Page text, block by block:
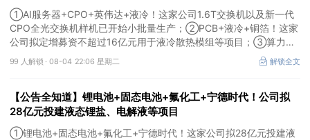
①AI服务器+CPO+英伟达+液冷！这家公司1.6T交换机以及新一代
CPO全光交换机样机已开始小批量生产；②PCB+液冷+铜箔！这家
公司拟定增募资不超过16亿元用于液冷散热模组等项目；③算力
+云计算+华为鲲鹏！公司签署超46亿元算力服务合同。
99 人解锁 · 08-04 22:06 星期二 解锁全文
【公告全知道】锂电池+固态电池+氟化工+宁德时代！公司拟
28亿元投建液态锂盐、电解液等项目
①锂电池+固态电池+氟化工+宁德时代！这家公司拟28亿元投建液